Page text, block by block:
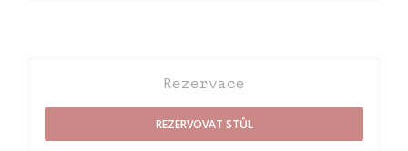
Rezervace
REZERVOVAT STŮL